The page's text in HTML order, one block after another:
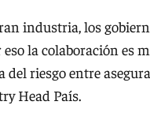
industria, los
la colaboración es
riesgo entre
Head País.